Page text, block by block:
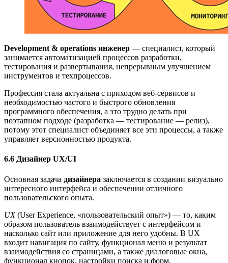
Development & operations инженер — специалист, который
занимается автоматизацией процессов разработки,
тестирования и развертывания, непрерывным улучшением
инструментов и техпроцессов.
Профессия стала актуальна с приходом веб-сервисов и
необходимостью частого и быстрого обновления
программного обеспечения, а это трудно делать при
поэтапном подходе (разработка — тестирование — релиз),
потому этот специалист объединяет все эти процессы, а также
управляет версионностью продукта.
6.6 Дизайнер UX/UI
Основная задача дизайнера заключается в создании визуально
интересного интерфейса и обеспечении отличного
пользовательского опыта.
UX(User Experience, «пользовательский опыт») — то, каким
образом пользователь взаимодействует с интерфейсом и
насколько сайт или приложение для него удобны. В UX
входит навигация по сайту, функционал меню и результат
взаимодействия со страницами, а также диалоговые окна,
функционал кнопок, настройки поиска и форм.